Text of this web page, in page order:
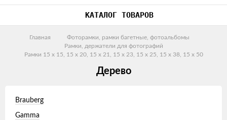
КАТАЛОГ ТОВАРОВ
Главная
Фоторамки, рамки багетные, фотоальбомы
Рамки, держатели для фотографий
Рамки 15 х 15, 15 x 20, 15 x 21, 15 х 23, 15 х 25, 15 х 38, 15 х 50
Дерево
Brauberg
Gamma